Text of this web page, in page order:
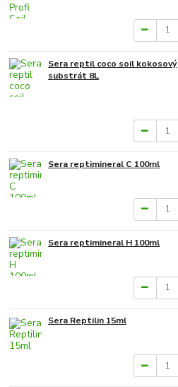
Sera reptil coco soil kokosový
substrát 8L
Sera reptimineral C 100ml
Sera reptimineral H 100ml
Sera Reptilin 15ml